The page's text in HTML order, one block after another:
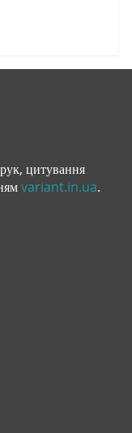
цитування
variant.in.ua.